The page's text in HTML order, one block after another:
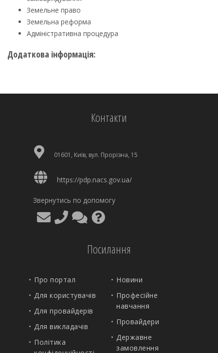
Земельне право
Земельна реформа
Адміністративна процедура
Додаткова інформація:
Контакти
01601, Київ, вул. Прорізна, 15
https://pdp.nacs.gov.ua/
Звернутись по допомогу
Посилання
Про портал
Для користувачів
Для провайдерів
Для викладачів
Політика
Новини
Професійне
навчання
Провайдери
Державне
замовлення